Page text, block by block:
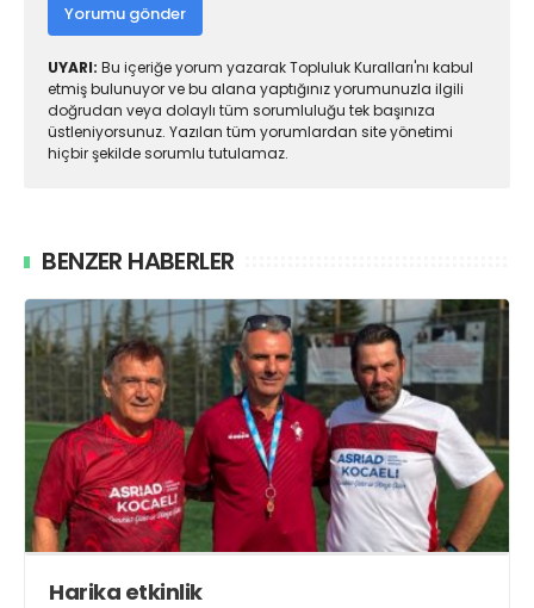
Yorumu gönder
UYARI: Bu içeriğe yorum yazarak Topluluk Kuralları'nı kabul
etmiş bulunuyor ve bu alana yaptığınız yorumunuzla ilgili
doğrudan veya dolaylı tüm sorumluluğu tek başınıza
üstleniyorsunuz. Yazılan tüm yorumlardan site yönetimi
hiçbir şekilde sorumlu tutulamaz.
BENZER HABERLER
Harika etkinlik